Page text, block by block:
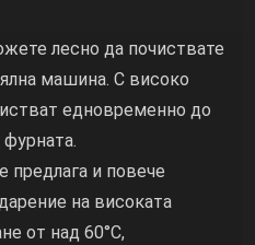
лесно да почиствате
машина. С високо
едновременно до
предлага и повече
на високата
от над 60°C,